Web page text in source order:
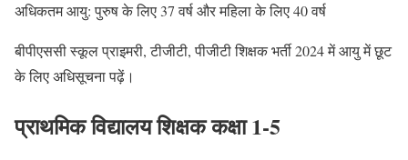
अधिकतम आयु: पुरुष के लिए 37 वर्ष और महिला के लिए 40 वर्ष
बीपीएससी स्कूल प्राइमरी, टीजीटी, पीजीटी शिक्षक भर्ती 2024 में आयु में छूट
के लिए अधिसूचना पढ़ें।
प्राथमिक विद्यालय शिक्षक कक्षा 1-5